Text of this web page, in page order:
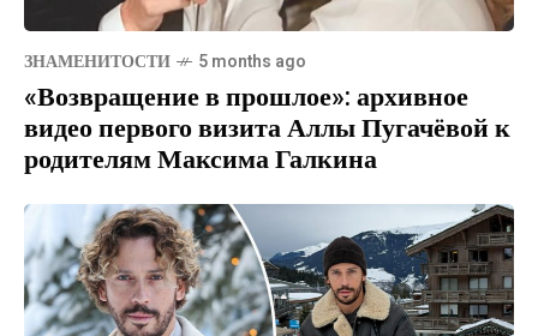
ЗНАМЕНИТОСТИ 5 months ago
«Возвращение в прошлое»: архивное
видео первого визита Аллы Пугачёвой к
родителям Максима Галкина